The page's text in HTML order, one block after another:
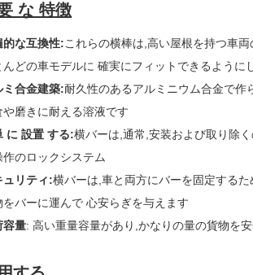
な 特徴
的な互換性:これらの横棒は,高い屋根を持つ車
んどの車モデルに 確実にフィットできるように
ミ合金建築:耐久性のあるアルミニウム合金で作
や磨きに耐える溶液です
に 設置 する:横バーは,通常,安装および取り除
作のロックシステム
ュリティ:横バーは,車と両方にバーを固定する
をバーに運んで 心安らぎを与えます
容量: 高い重量容量があり,かなりの量の貨物を